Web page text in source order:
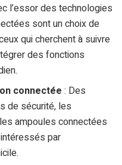
l’essor des technologies
sont un choix de
qui cherchent à suivre
des fonctions
connectée : Des
de sécurité, les
ampoules connectées
par